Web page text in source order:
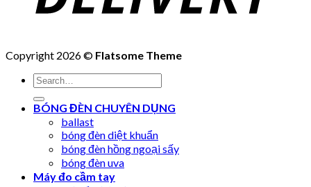
Copyright 2026 © Flatsome Theme
Search
for:
BÓNG ĐÈN CHUYÊN DỤNG
ballast
bóng đèn diệt khuẩn
bóng đèn hồng ngoại sấy
bóng đèn uva
Máy đo cầm tay